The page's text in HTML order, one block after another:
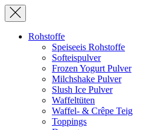
Rohstoffe
Speiseeis Rohstoffe
Softeispulver
Frozen Yogurt Pulver
Milchshake Pulver
Slush Ice Pulver
Waffeltüten
Waffel- & Crêpe Teig
Toppings